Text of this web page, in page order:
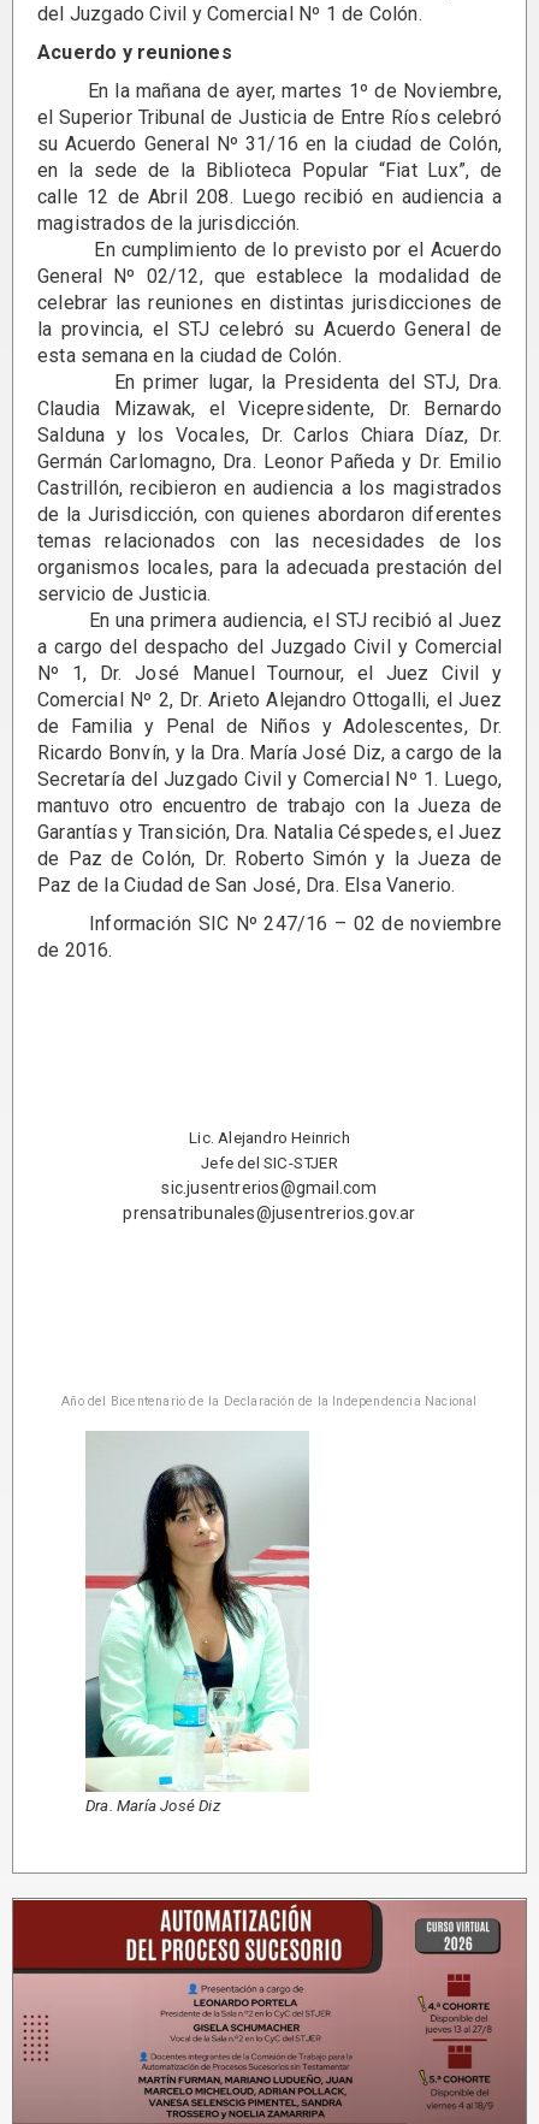
del Juzgado Civil y Comercial Nº 1 de Colón.
Acuerdo y reuniones
En la mañana de ayer, martes 1º de Noviembre,
el Superior Tribunal de Justicia de Entre Ríos celebró
su Acuerdo General Nº 31/16 en la ciudad de Colón,
en la sede de la Biblioteca Popular “Fiat Lux”, de
calle 12 de Abril 208. Luego recibió en audiencia a
magistrados de la jurisdicción.
En cumplimiento de lo previsto por el Acuerdo
General Nº 02/12, que establece la modalidad de
celebrar las reuniones en distintas jurisdicciones de
la provincia, el STJ celebró su Acuerdo General de
esta semana en la ciudad de Colón.
En primer lugar, la Presidenta del STJ, Dra.
Claudia Mizawak, el Vicepresidente, Dr. Bernardo
Salduna y los Vocales, Dr. Carlos Chiara Díaz, Dr.
Germán Carlomagno, Dra. Leonor Pañeda y Dr. Emilio
Castrillón, recibieron en audiencia a los magistrados
de la Jurisdicción, con quienes abordaron diferentes
temas relacionados con las necesidades de los
organismos locales, para la adecuada prestación del
servicio de Justicia.
En una primera audiencia, el STJ recibió al Juez
a cargo del despacho del Juzgado Civil y Comercial
Nº 1, Dr. José Manuel Tournour, el Juez Civil y
Comercial Nº 2, Dr. Arieto Alejandro Ottogalli, el Juez
de Familia y Penal de Niños y Adolescentes, Dr.
Ricardo Bonvín, y la Dra. María José Diz, a cargo de la
Secretaría del Juzgado Civil y Comercial Nº 1. Luego,
mantuvo otro encuentro de trabajo con la Jueza de
Garantías y Transición, Dra. Natalia Céspedes, el Juez
de Paz de Colón, Dr. Roberto Simón y la Jueza de
Paz de la Ciudad de San José, Dra. Elsa Vanerio.
Información SIC Nº 247/16 – 02 de noviembre
de 2016.
Lic. Alejandro Heinrich
Jefe del SIC-STJER
sic.jusentrerios@gmail.com
prensatribunales@jusentrerios.gov.ar
Año del Bicentenario de la Declaración de la Independencia Nacional
Dra. María José Diz